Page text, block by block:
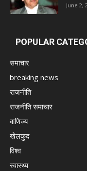
June 2,
POPULAR
समाचार
breaking news
राजनीति
राजनीति समाचार
वाणिज्य
खेलकुद
विश्व
स्वास्थ्य